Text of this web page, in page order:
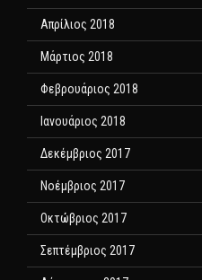
Απρίλιος 2018
Μάρτιος 2018
Φεβρουάριος 2018
Ιανουάριος 2018
Δεκέμβριος 2017
Νοέμβριος 2017
Οκτώβριος 2017
Σεπτέμβριος 2017